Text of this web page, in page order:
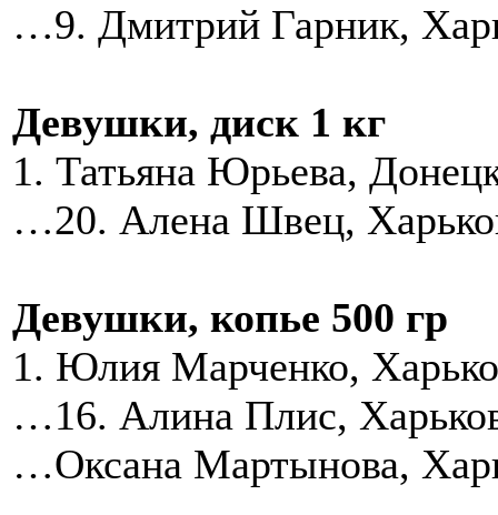
…9. Дмитрий Гарник,
Девушки, диск 1 кг
1. Татьяна Юрьева,
…20. Алена Швец,
Девушки, копье 500 гр
1. Юлия Марченко,
…16. Алина Плис,
…Оксана Мартынова,